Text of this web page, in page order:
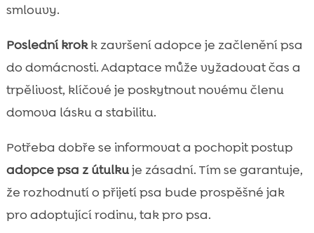
smlouvy.
Poslední krokk završení adopce je začlenění psa
do domácnosti. Adaptace může vyžadovat čas a
trpělivost, klíčové je poskytnout novému členu
domova lásku a stabilitu.
Potřeba dobře se informovat a pochopit postup
adopce psa z útulkuje zásadní. Tím se garantuje,
že rozhodnutí o přijetí psa bude prospěšné jak
pro adoptující rodinu, tak pro psa.